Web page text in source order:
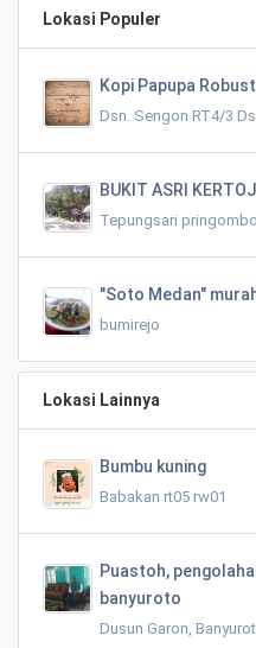
Lokasi Populer
Kopi Papupa
Dsn. Sengon RT4/3
BUKIT ASRI
Tepungsari
"Soto Medan"
bumirejo
Lokasi Lainnya
Bumbu kuning
Babakan rt05 rw01
Puastoh,
banyuroto
Dusun Garon,